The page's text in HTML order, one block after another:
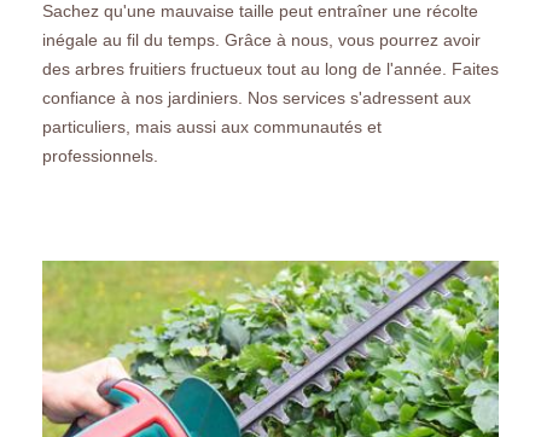
Sachez qu'une mauvaise taille peut entraîner une récolte
inégale au fil du temps. Grâce à nous, vous pourrez avoir
des arbres fruitiers fructueux tout au long de l'année. Faites
confiance à nos jardiniers. Nos services s'adressent aux
particuliers, mais aussi aux communautés et
professionnels.